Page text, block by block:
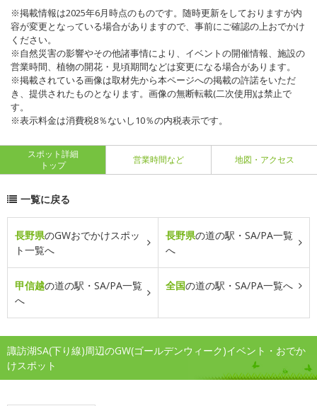
※掲載情報は2025年6月時点のものです。随時更新をしておりますが内
容が変更となっている場合がありますので、事前にご確認の上おでかけ
ください。
※自然災害の影響やその他諸事情により、イベントの開催情報、施設の
営業時間、植物の開花・見頃期間などは変更になる場合があります。
※掲載されている画像は取材先から本ページへの掲載の許諾をいただ
き、提供されたものとなります。画像の無断転載(二次使用)は禁止で
す。
※表示料金は消費税8％ないし10％の内税表示です。
スポット詳細
トップ
営業時間など 地図・アクセス
一覧に戻る
長野県のGWおでかけスポッ
ト一覧へ
長野県の道の駅・SA/PA一覧
へ
甲信越の道の駅・SA/PA一覧
へ
全国の道の駅・SA/PA一覧へ
諏訪湖SA(下り線)周辺のGW(ゴールデンウィーク)イベント・おでか
けスポット